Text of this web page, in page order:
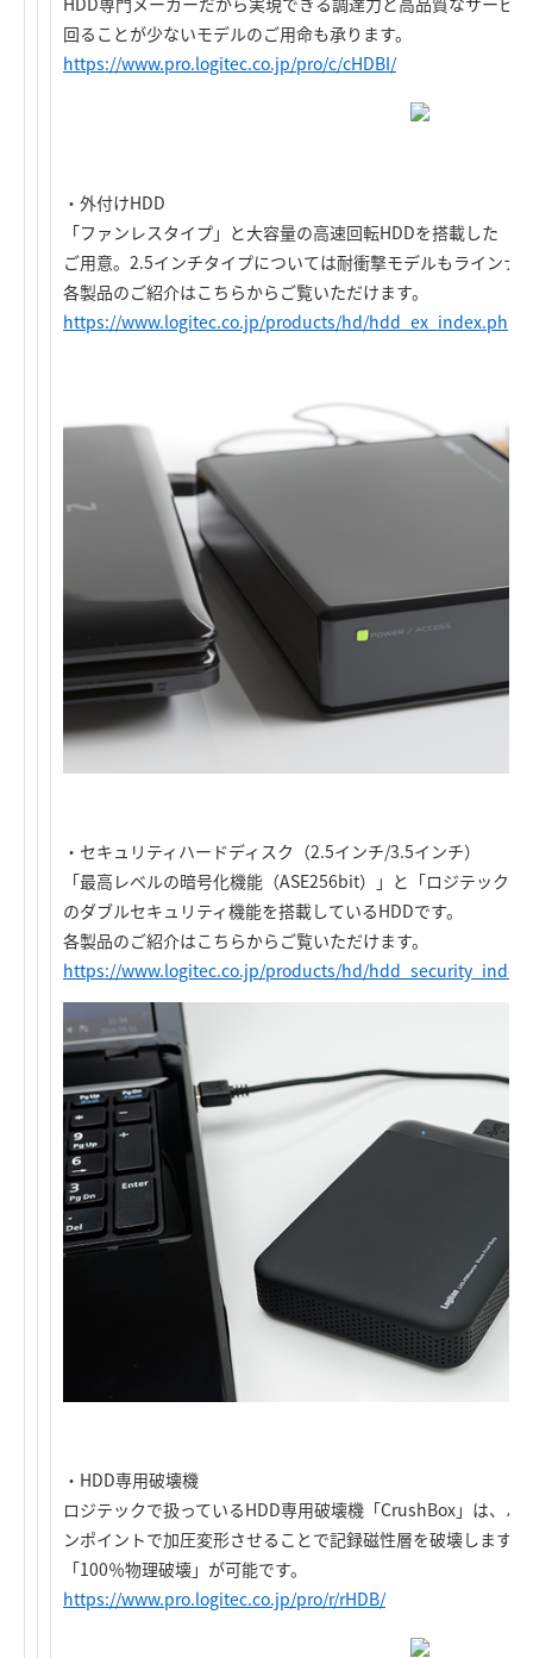
回ることが少ないモデルのご用命も承ります。
https://www.pro.logitec.co.jp/pro/c/cHDBI/
・外付けHDD
「ファンレスタイプ」と大容量の高速回転HDDを搭載した「
ご用意。2.5インチタイプについては耐衝撃モデルもラインナ
各製品のご紹介はこちらからご覧いただけます。
https://www.logitec.co.jp/products/hd/hdd_ex_index.php
・セキュリティハードディスク（2.5インチ/3.5インチ）
「最高レベルの暗号化機能（ASE256bit）」と「ロジテック
のダブルセキュリティ機能を搭載しているHDDです。
各製品のご紹介はこちらからご覧いただけます。
https://www.logitec.co.jp/products/hd/
・HDD専用破壊機
ロジテックで扱っているHDD専用破壊機「CrushBox」は、ハ
ンポイントで加圧変形させることで記録磁性層を破壊します
「100％物理破壊」が可能です。
https://www.pro.logitec.co.jp/pro/r/rHDB/